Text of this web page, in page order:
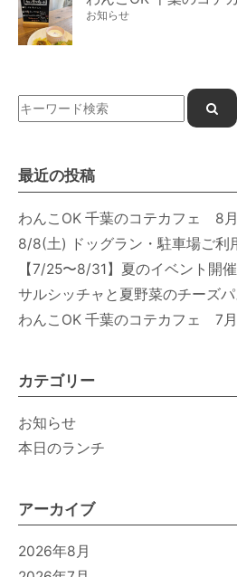
お知らせ
最近の投稿
【7/25〜8/31】夏のイベント開催
カテゴリー
お知らせ
本日のランチ
アーカイブ
2026年8月